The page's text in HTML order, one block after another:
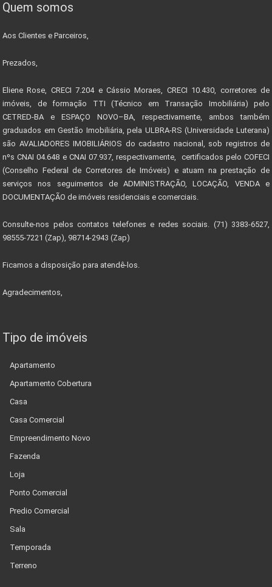
Quem somos
Aos Clientes e Parceiros,
Prezados,
Eliene Rose, CRECI 7.204 e Cássio Moraes, CRECI 10.430, corretores de
imóveis, de formação TTI (Técnico em Transação Imobiliária) pelo
CETRED-BA e ESPAÇO NOVO–BA, respectivamente, ambos também
graduados em Gestão Imobiliária, pela ULBRA-RS (Universidade Luterana)
são AVALIADORES IMOBILIÁRIOS do cadastro nacional, sob registros de
nºs CNAI 04.648 e CNAI 07.937, respectivamente, certificados pelo COFECI
(Conselho Federal de Corretores de Imóveis) e atuam na prestação de
serviços nos seguimentos de ADMINISTRAÇÃO, LOCAÇÃO, VENDA e
DOCUMENTAÇÃO de imóveis residenciais e comerciais.
Consulte-nos pelos contatos telefones e redes sociais. (71) 3383-6527,
98555-7221 (Zap), 98714-2943 (Zap)
Ficamos a disposição para atendê-los.
Agradecimentos,
Tipo de imóveis
Apartamento
Apartamento Cobertura
Casa
Casa Comercial
Empreendimento Novo
Fazenda
Loja
Ponto Comercial
Predio Comercial
Sala
Temporada
Terreno